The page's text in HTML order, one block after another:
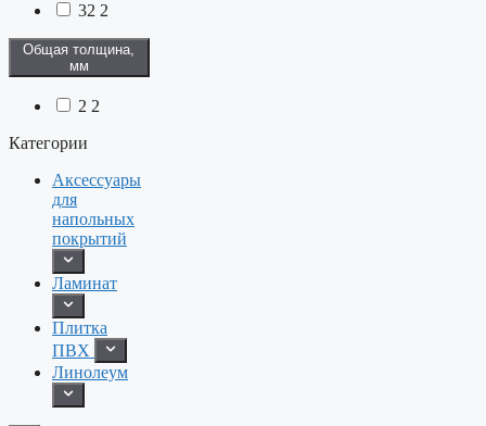
32 2
Общая толщина,
мм
2 2
Категории
Аксессуары
для
напольных
покрытий
Ламинат
Плитка
ПВХ
Линолеум